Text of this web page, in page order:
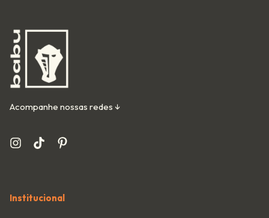
Acompanhe nossas redes ↓
Institucional